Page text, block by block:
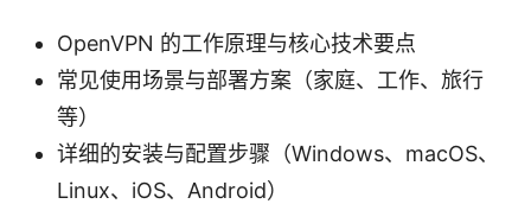
OpenVPN 的工作原理与核心技术要点
常见使用场景与部署方案（家庭、工作、旅行
等）
详细的安装与配置步骤（Windows、macOS、
Linux、iOS、Android）